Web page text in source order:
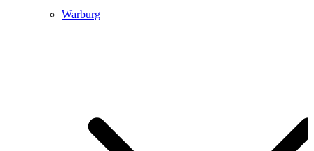
Warburg